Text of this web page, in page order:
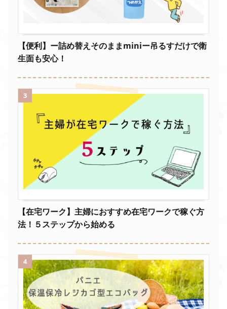
【便利】ー詰め替えそのままminiー吊るすだけで衛
生面も安心！
3
【在宅ワーク】主婦におすすめ在宅ワークで稼ぐ方
法！５ステップから始める
4